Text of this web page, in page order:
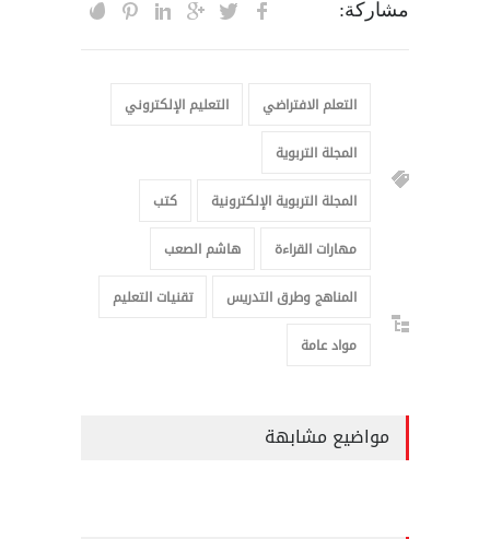
مشاركة:
التعلم الافتراضي
التعليم الإلكتروني
المجلة التربوية
المجلة التربوية الإلكترونية
كتب
مهارات القراءة
هاشم الصعب
المناهج وطرق التدريس
تقنيات التعليم
مواد عامة
مواضيع مشابهة